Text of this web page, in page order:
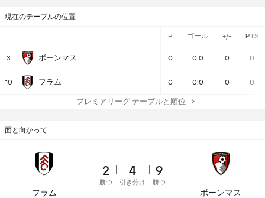
現在のテーブルの位置
P ゴール +/- PTS
3 ボーンマス 0 0:0 0 0
10 フラム 0 0:0 0 0
プレミアリーグ テーブルと順位
面と向かって
フラム
2
勝つ
4
引き分け
9
勝つ
ボーンマス